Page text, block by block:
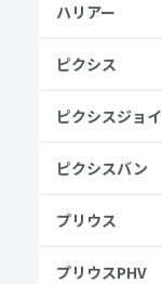
ハリアー
ピクシス
ピクシスジョイ
ピクシスバン
プリウス
プリウスPHV